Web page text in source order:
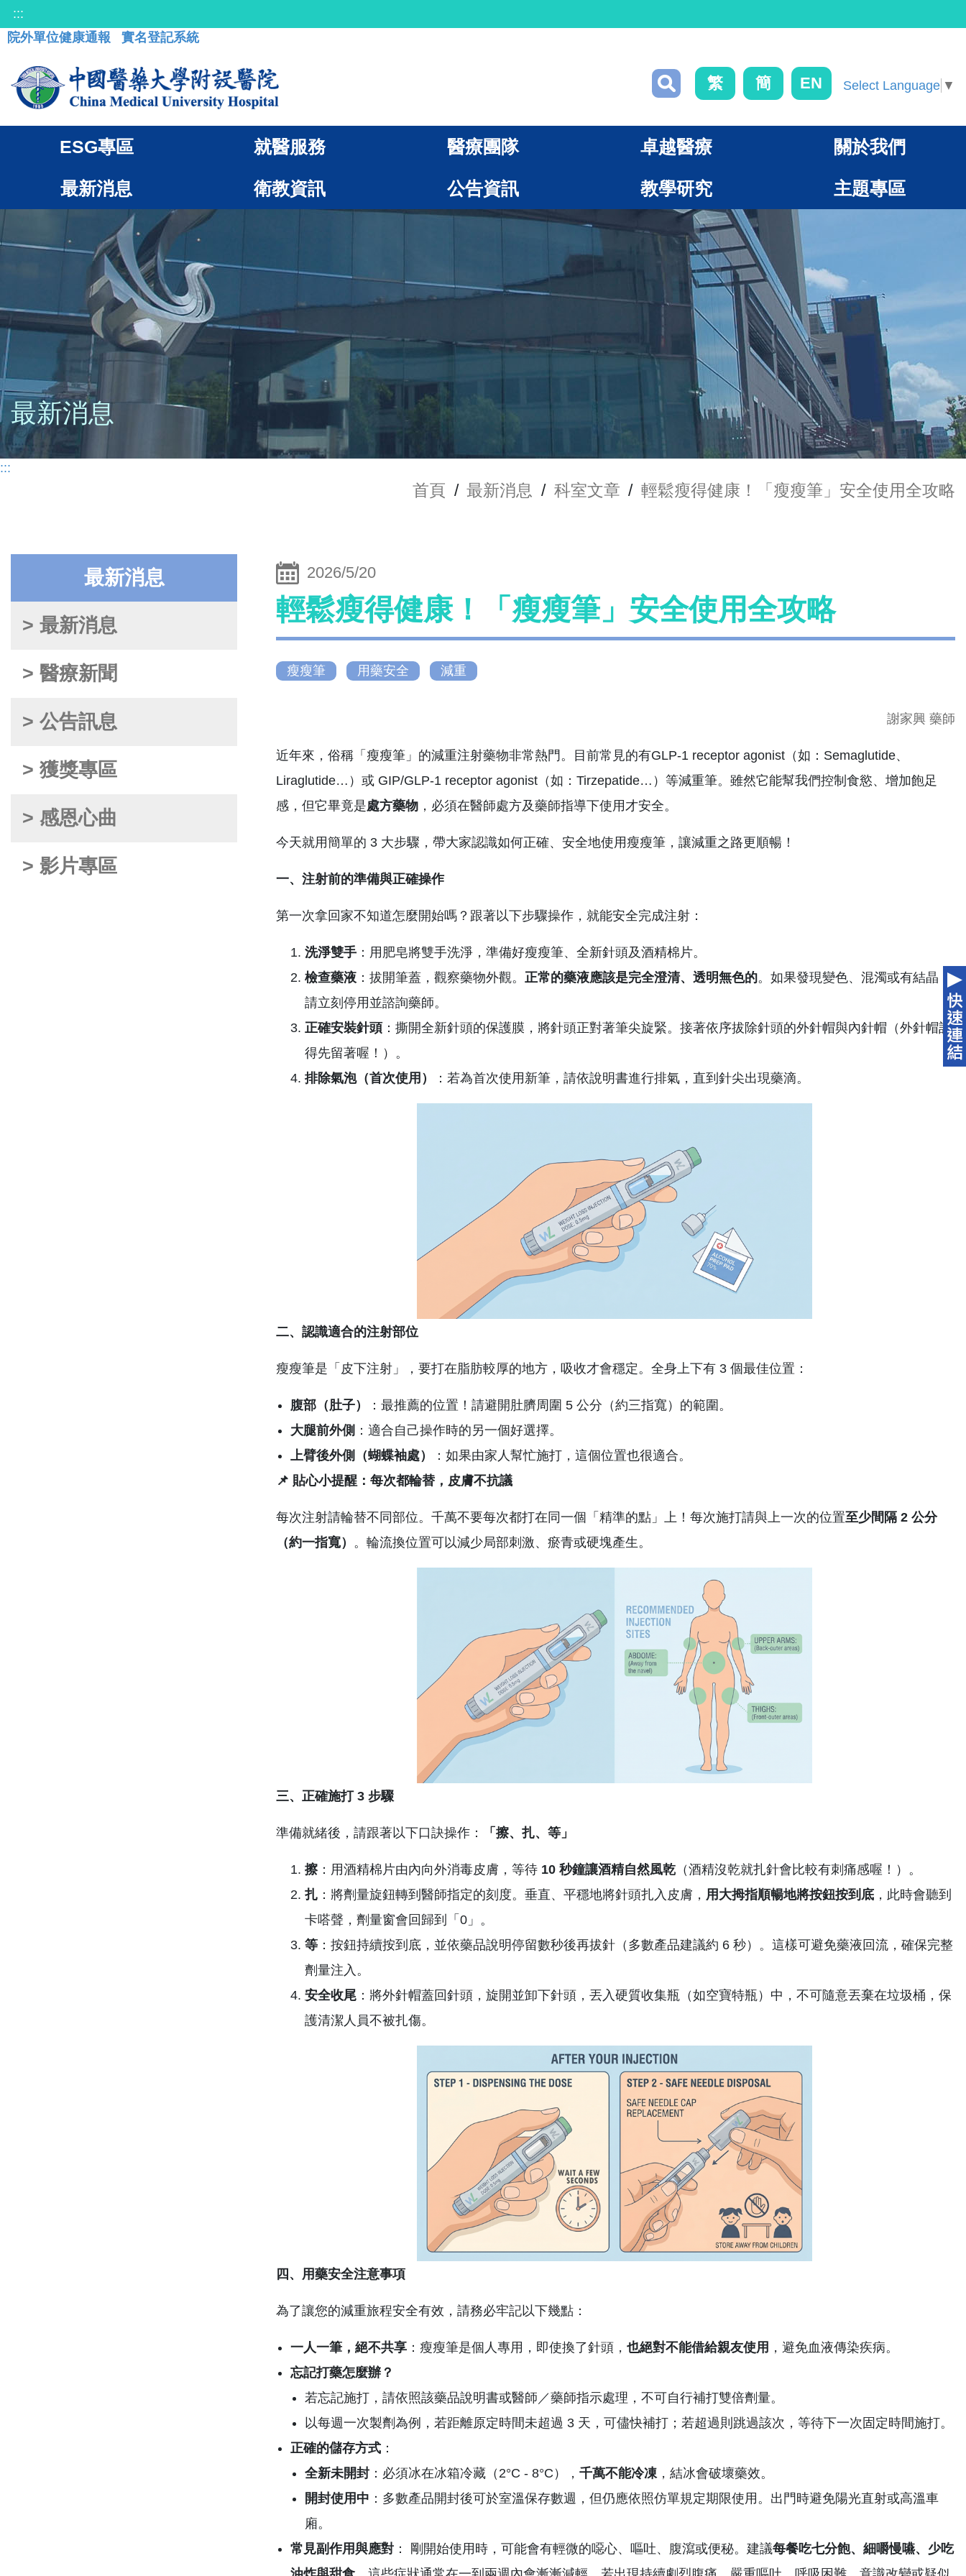
:::
院外單位健康通報
實名登記系統
繁 簡 EN Select Language ▼
ESG專區 就醫服務 醫療團隊 卓越醫療 關於我們
最新消息 衛教資訊 公告資訊 教學研究 主題專區
最新消息
:::
首頁 / 最新消息 / 科室文章 / 輕鬆瘦得健康！「瘦瘦筆」安全使用全攻略
最新消息
> 最新消息
> 醫療新聞
> 公告訊息
> 獲獎專區
> 感恩心曲
> 影片專區
2026/5/20
輕鬆瘦得健康！「瘦瘦筆」安全使用全攻略
瘦瘦筆 用藥安全 減重
謝家興 藥師
近年來，俗稱「瘦瘦筆」的減重注射藥物非常熱門。目前常見的有GLP-1 receptor agonist（如：Semaglutide、
Liraglutide…）或 GIP/GLP-1 receptor agonist（如：Tirzepatide…）等減重筆。雖然它能幫我們控制食慾、增加飽足
感，但它畢竟是處方藥物 ，必須在醫師處方及藥師指導下使用才安全。
今天就用簡單的 3 大步驟，帶大家認識如何正確、安全地使用瘦瘦筆，讓減重之路更順暢！
一、注射前的準備與正確操作
第一次拿回家不知道怎麼開始嗎？跟著以下步驟操作，就能安全完成注射：
洗淨雙手 ：用肥皂將雙手洗淨，準備好瘦瘦筆、全新針頭及酒精棉片。
檢查藥液 ：拔開筆蓋，觀察藥物外觀。 正常的藥液應該是完全澄清、透明無色的。如果發現變色、混濁或有結晶，
請立刻停用並諮詢藥師。
正確安裝針頭 ：撕開全新針頭的保護膜，將針頭正對著筆尖旋緊。接著依序拔除針頭的外針帽與內針帽（外針帽記
得先留著喔！）。
排除氣泡（首次使用）
：若為首次使用新筆，請依說明書進行排氣，直到針尖出現藥滴。
二、認識適合的注射部位
瘦瘦筆是「皮下注射」，要打在脂肪較厚的地方，吸收才會穩定。全身上下有 3 個最佳位置：
腹部（肚子）
：最推薦的位置！請避開肚臍周圍 5 公分（約三指寬）的範圍。
大腿前外側 ：適合自己操作時的另一個好選擇。
上臂後外側（蝴蝶袖處）
：如果由家人幫忙施打，這個位置也很適合。
📌 貼心小提醒：每次都輪替，皮膚不抗議
每次注射請輪替不同部位。千萬不要每次都打在同一個「精準的點」上！每次施打請與上一次的位置至少間隔 2 公分
（約一指寬） 。輪流換位置可以減少局部刺激、瘀青或硬塊產生。
三、正確施打 3 步驟
準備就緒後，請跟著以下口訣操作： 「擦、扎、等」
擦：用酒精棉片由內向外消毒皮膚，等待 10 秒鐘讓酒精自然風乾 （酒精沒乾就扎針會比較有刺痛感喔！）。
扎 ：將劑量旋鈕轉到醫師指定的刻度。垂直、平穩地將針頭扎入皮膚， 用大拇指順暢地將按鈕按到底 ，此時會聽到
卡嗒聲，劑量窗會回歸到「0」。
等 ：按鈕持續按到底，並依藥品說明停留數秒後再拔針（多數產品建議約 6 秒）。這樣可避免藥液回流，確保完整
劑量注入。
安全收尾 ：將外針帽蓋回針頭，旋開並卸下針頭，丟入硬質收集瓶（如空寶特瓶）中，不可隨意丟棄在垃圾桶，保
護清潔人員不被扎傷。
四、用藥安全注意事項
為了讓您的減重旅程安全有效，請務必牢記以下幾點：
一人一筆，絕不共享 ：瘦瘦筆是個人專用，即使換了針頭， 也絕對不能借給親友使用 ，避免血液傳染疾病。
忘記打藥怎麼辦？
若忘記施打，請依照該藥品說明書或醫師／藥師指示處理，不可自行補打雙倍劑量。
以每週一次製劑為例，若距離原定時間未超過 3 天，可儘快補打；若超過則跳過該次，等待下一次固定時間施打。
正確的儲存方式 ：
全新未開封 ：必須冰在冰箱冷藏（2°C - 8°C）， 千萬不能冷凍，結冰會破壞藥效。
開封使用中 ：多數產品開封後可於室溫保存數週，但仍應依照仿單規定期限使用。出門時避免陽光直射或高溫車
廂。
常見副作用與應對 ： 剛開始使用時，可能會有輕微的噁心、嘔吐、腹瀉或便秘。建議每餐吃七分飽、細嚼慢嚥、少吃